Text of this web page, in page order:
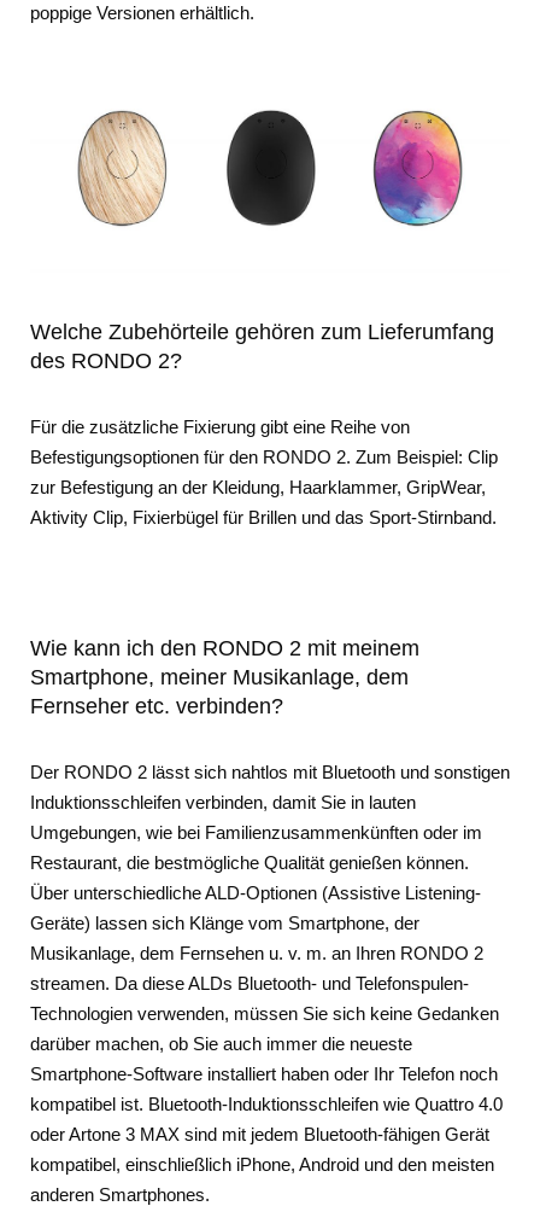
poppige Versionen erhältlich.
Welche Zubehörteile gehören zum Lieferumfang
des RONDO 2?
Für die zusätzliche Fixierung gibt eine Reihe von
Befestigungsoptionen für den RONDO 2. Zum Beispiel: Clip
zur Befestigung an der Kleidung, Haarklammer, GripWear,
Aktivity Clip, Fixierbügel für Brillen und das Sport-Stirnband.
Wie kann ich den RONDO 2 mit meinem
Smartphone, meiner Musikanlage, dem
Fernseher etc. verbinden?
Der RONDO 2 lässt sich nahtlos mit Bluetooth und sonstigen
Induktionsschleifen verbinden, damit Sie in lauten
Umgebungen, wie bei Familienzusammenkünften oder im
Restaurant, die bestmögliche Qualität genießen können.
Über unterschiedliche ALD-Optionen (Assistive Listening-
Geräte) lassen sich Klänge vom Smartphone, der
Musikanlage, dem Fernsehen u. v. m. an Ihren RONDO 2
streamen. Da diese ALDs Bluetooth- und Telefonspulen-
Technologien verwenden, müssen Sie sich keine Gedanken
darüber machen, ob Sie auch immer die neueste
Smartphone-Software installiert haben oder Ihr Telefon noch
kompatibel ist. Bluetooth-Induktionsschleifen wie Quattro 4.0
oder Artone 3 MAX sind mit jedem Bluetooth-fähigen Gerät
kompatibel, einschließlich iPhone, Android und den meisten
anderen Smartphones.